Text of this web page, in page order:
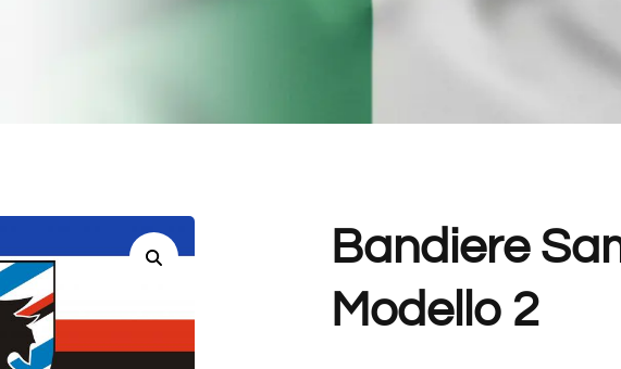
Bandiere
Modello 2